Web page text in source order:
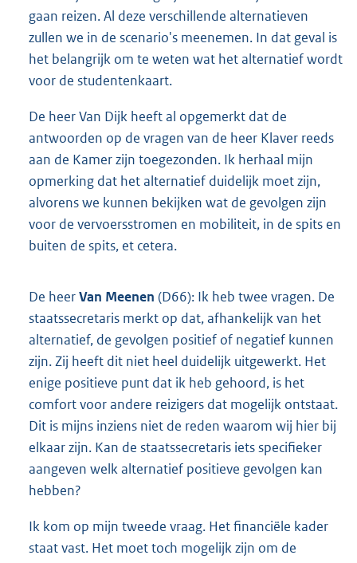
gaan reizen. Al deze verschillende alternatieven
zullen we in de scenario's meenemen. In dat geval is
het belangrijk om te weten wat het alternatief wordt
voor de studentenkaart.
De heer Van Dijk heeft al opgemerkt dat de
antwoorden op de vragen van de heer Klaver reeds
aan de Kamer zijn toegezonden. Ik herhaal mijn
opmerking dat het alternatief duidelijk moet zijn,
alvorens we kunnen bekijken wat de gevolgen zijn
voor de vervoersstromen en mobiliteit, in de spits en
buiten de spits, et cetera.
De heerVan Meenen (D66): Ik heb twee vragen. De
staatssecretaris merkt op dat, afhankelijk van het
alternatief, de gevolgen positief of negatief kunnen
zijn. Zij heeft dit niet heel duidelijk uitgewerkt. Het
enige positieve punt dat ik heb gehoord, is het
comfort voor andere reizigers dat mogelijk ontstaat.
Dit is mijns inziens niet de reden waarom wij hier bij
elkaar zijn. Kan de staatssecretaris iets specifieker
aangeven welk alternatief positieve gevolgen kan
hebben?
Ik kom op mijn tweede vraag. Het financiële kader
staat vast. Het moet toch mogelijk zijn om de